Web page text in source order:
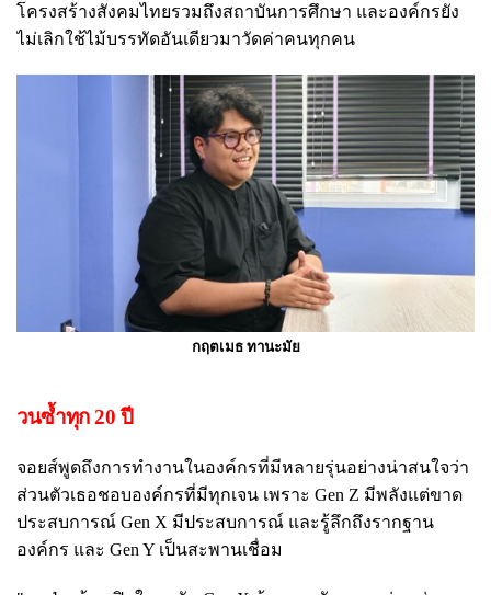
โครงสร้างสังคมไทยรวมถึงสถาบันการศึกษา และองค์กรยัง
ไม่เลิกใช้ไม้บรรทัดอันเดียวมาวัดค่าคนทุกคน
กฤตเมธ ทานะมัย
วนซ้ำทุก 20 ปี
จอยส์พูดถึงการทำงานในองค์กรที่มีหลายรุ่นอย่างน่าสนใจว่า
ส่วนตัวเธอชอบองค์กรที่มีทุกเจน เพราะ Gen Z มีพลังแต่ขาด
ประสบการณ์ Gen X มีประสบการณ์ และรู้ลึกถึงรากฐาน
องค์กร และ Gen Y เป็นสะพานเชื่อม